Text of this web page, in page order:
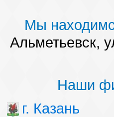
Мы
Альметьевск,
Наши
г. Казань